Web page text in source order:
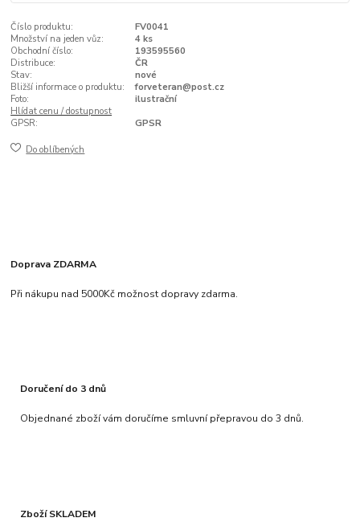
Číslo produktu:
FV0041
Množství na jeden vůz:
4 ks
Obchodní číslo:
193595560
Distribuce:
ČR
Stav:
nové
Bližší informace o produktu:
forveteran@post.cz
Foto:
ilustrační
Hlídat cenu / dostupnost
GPSR:
GPSR
Do oblíbených
Doprava ZDARMA
Při nákupu nad 5000Kč možnost dopravy zdarma.
Doručení do 3 dnů
Objednané zboží vám doručíme smluvní přepravou do 3 dnů.
Zboží SKLADEM